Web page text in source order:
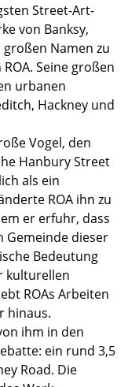
Street-Art-
von Banksy,
Namen zu
Seine großen
urbanen
Hackney und
Vogel, den
Hanbury Street
als ein
ROA ihn zu
er erfuhr, dass
Gemeinde dieser
Bedeutung
kulturellen
ROAs Arbeiten
hinaus.
ihm in den
ein rund 3,5
Road. Die